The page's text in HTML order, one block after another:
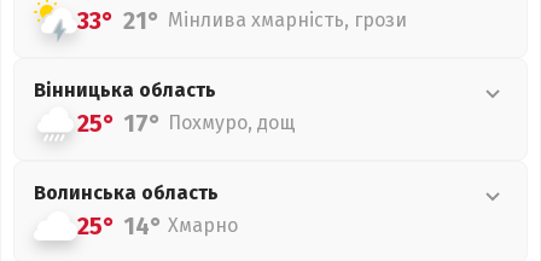
33° 21° Мінлива хмарність, грози
Вінницька область
25° 17° Похмуро, дощ
Волинська область
25° 14° Хмарно